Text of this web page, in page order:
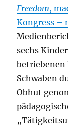
Freedom,
Kongress –
sechs
Schwaben
Obhut